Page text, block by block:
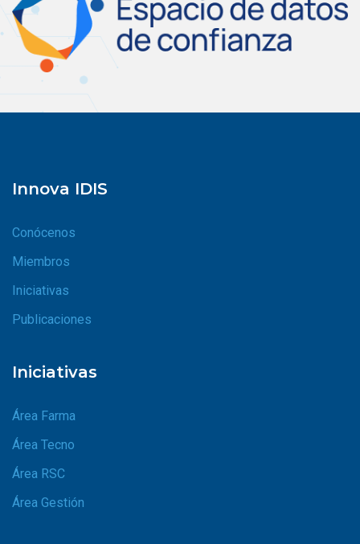
Innova IDIS
Conócenos
Miembros
Iniciativas
Publicaciones
Iniciativas
Área Farma
Área Tecno
Área RSC
Área Gestión